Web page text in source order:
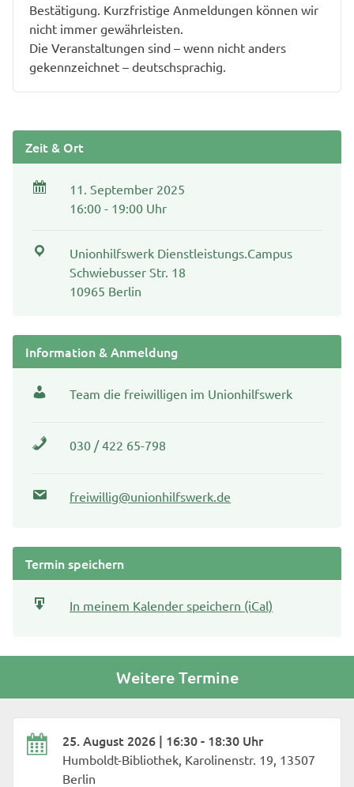
Bestätigung. Kurzfristige Anmeldungen können wir
nicht immer gewährleisten.
Die Veranstaltungen sind – wenn nicht anders
gekennzeichnet – deutschsprachig.
Zeit & Ort
11. September 2025
16:00 - 19:00 Uhr
Unionhilfswerk Dienstleistungs.Campus
Schwiebusser Str. 18
10965 Berlin
Information & Anmeldung
Team die freiwilligen im Unionhilfswerk
030 / 422 65-798
freiwillig@unionhilfswerk.de
Termin speichern
In meinem Kalender speichern (iCal)
Weitere Termine
25. August 2026 | 16:30 - 18:30 Uhr
Humboldt-Bibliothek, Karolinenstr. 19, 13507
Berlin